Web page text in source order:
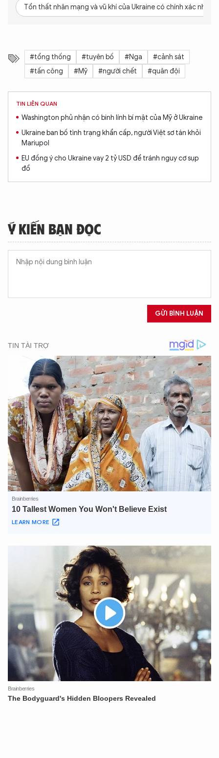
Tổn thất nhân mạng và vũ khí của Ukraine có chính xác như
#tổng thống #tuyên bố #Nga
#cảnh sát
#tấn công
#Mỹ #người chết #quân đội
TIN LIÊN QUAN
Washington phủ nhận có binh lính bí mật của Mỹ ở Ukraine
Ukraine ban bố tình trạng khẩn cấp, người Việt sơ tán khỏi
Mariupol
EU đồng ý cho Ukraine vay 2 tỷ USD để tránh nguy cơ sụp
đổ
Ý KIẾN BẠN ĐỌC
GỬI BÌNH LUẬN